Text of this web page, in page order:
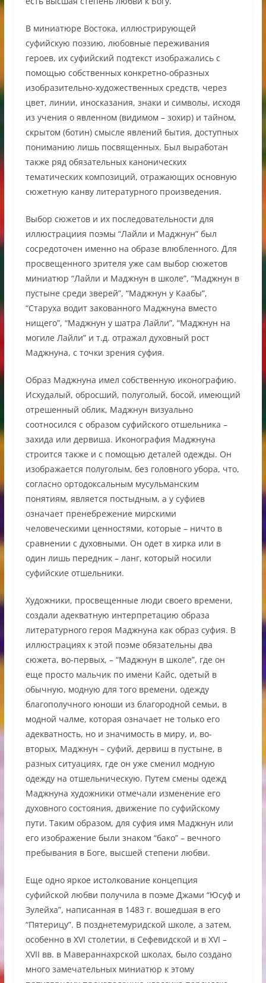
В миниатюре Востока, иллюстрирующей
суфийскую поэзию, любовные переживания
героев, их суфийский подтекст изображались с
помощью собственных конкретно-образных
изобразительно-художественных средств, через
цвет, линии, иносказания, знаки и символы, исходя
из учения о явленном (видимом – зохир) и тайном,
скрытом (ботин) смысле явлений бытия, доступных
пониманию лишь посвященных. Был выработан
также ряд обязательных канонических
тематических композиций, отражающих основную
сюжетную канву литературного произведения.
Выбор сюжетов и их последовательности для
иллюстрациия поэмы “Лайли и Маджнун” был
сосредоточен именно на образе влюбленного. Для
просвещенного зрителя уже сам выбор сюжетов
миниатюр “Лайли и Маджнун в школе”, “Маджнун в
пустыне среди зверей”, “Маджнун у Каабы”,
“Старуха водит закованного Маджнуна вместо
нищего”, “Маджнун у шатра Лайли”, “Маджнун на
могиле Лайли” и т.д. отражал духовный рост
Маджнуна, с точки зрения суфия.
Образ Маджнуна имел собственную иконографию.
Исхудалый, обросший, полуголый, босой, имеющий
отрешенный облик, Маджнун визуально
соотносился с образом суфийского отшельника –
захида или дервиша. Иконография Маджнуна
строится также и с помощью деталей одежды. Он
изображается полуголым, без головного убора, что,
согласно ортодоксальным мусульманским
понятиям, является постыдным, а у суфиев
означает пренебрежение мирскими
человеческими ценностями, которые – ничто в
сравнении с духовными. Он одет в хирка или в
один лишь передник – ланг, который носили
суфийские отшельники.
Художники, просвещенные люди своего времени,
создали адекватную интерпретацию образа
литературного героя Маджнуна как образ суфия. В
иллюстрациях к этой поэме обязательны два
сюжета, во-первых, – “Маджнун в школе”, где он
еще просто мальчик по имени Кайс, одетый в
обычную, модную для того времени, одежду
благополучного юноши из благородной семьи, в
модной чалме, которая означает не только его
адекватность, но и значимость в миру, и, во-
вторых, Маджнун – суфий, дервиш в пустыне, в
разных ситуациях, где он уже сменил модную
одежду на отшельническую. Путем смены одежд
Маджнуна художники отмечали изменение его
духовного состояния, движение по суфийскому
пути. Таким образом, для суфия имя Маджнун или
его изображение были знаком “бако” – вечного
пребывания в Боге, высшей степени любви.
Еще одно яркое истолкование концепция
суфийской любви получила в поэме Джами “Юсуф и
Зулейха”, написанная в 1483 г. вошедшая в его
“Пятерицу”. В позднетемуридской школе, а затем,
особенно в XVI столетии, в Сефевидской и в XVI –
XVII вв. в Мавераннахрской школах, было создано
много замечательных миниатюр к этому